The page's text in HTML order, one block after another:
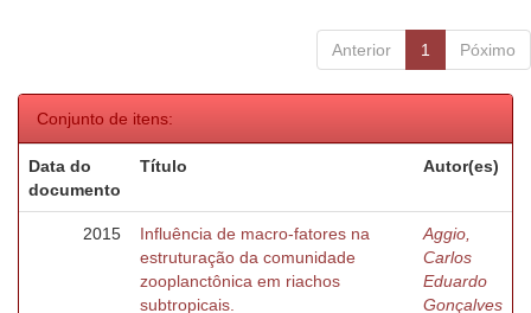
Anterior 1 Póximo
Conjunto de itens:
Data do
documento
Título Autor(es)
2015
Influência de macro-fatores na
estruturação da comunidade
zooplanctônica em riachos
subtropicais.
Aggio,
Carlos
Eduardo
Gonçalves